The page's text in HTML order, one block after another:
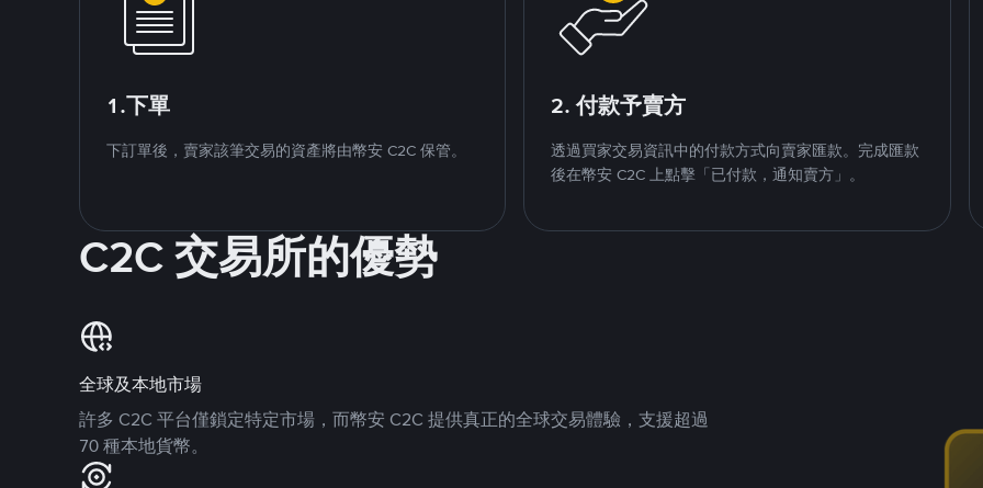
1.下單
下訂單後，賣家該筆交易的資產將由幣安 C2C 保管。
2. 付款予賣方
透過買家交易資訊中的付款方式向賣家匯款。完成匯款
後在幣安 C2C 上點擊「已付款，通知賣方」。
C2C 交易所的優勢
全球及本地市場
許多 C2C 平台僅鎖定特定市場，而幣安 C2C 提供真正的全球交易體驗，支援超過
70 種本地貨幣。